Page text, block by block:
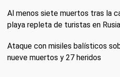
Al menos siete muertos tras la
playa repleta de turistas en Rusia
Ataque con misiles balísticos
nueve muertos y 27 heridos